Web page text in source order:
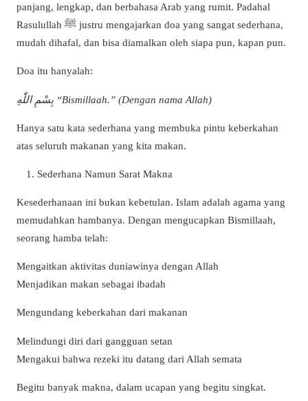
panjang, lengkap, dan berbahasa Arab yang rumit. Padahal
Rasulullah ﷺ justru mengajarkan doa yang sangat sederhana,
mudah dihafal, dan bisa diamalkan oleh siapa pun, kapan pun.
Doa itu hanyalah:
بِسْمِ اللّٰهِ “Bismillaah.” (Dengan nama Allah)
Hanya satu kata sederhana yang membuka pintu keberkahan
atas seluruh makanan yang kita makan.
Sederhana Namun Sarat Makna
Kesederhanaan ini bukan kebetulan. Islam adalah agama yang
memudahkan hambanya. Dengan mengucapkan Bismillaah,
seorang hamba telah:
Mengaitkan aktivitas duniawinya dengan Allah
Menjadikan makan sebagai ibadah
Mengundang keberkahan dari makanan
Melindungi diri dari gangguan setan
Mengakui bahwa rezeki itu datang dari Allah semata
Begitu banyak makna, dalam ucapan yang begitu singkat.